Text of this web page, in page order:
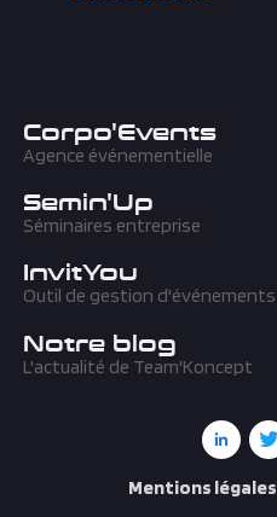
Corpo'Events
Agence événementielle
Semin'Up
Séminaires entreprise
InvitYou
Outil de gestion d'événements
Notre blog
L'actualité de Team'Koncept
Mentions légales